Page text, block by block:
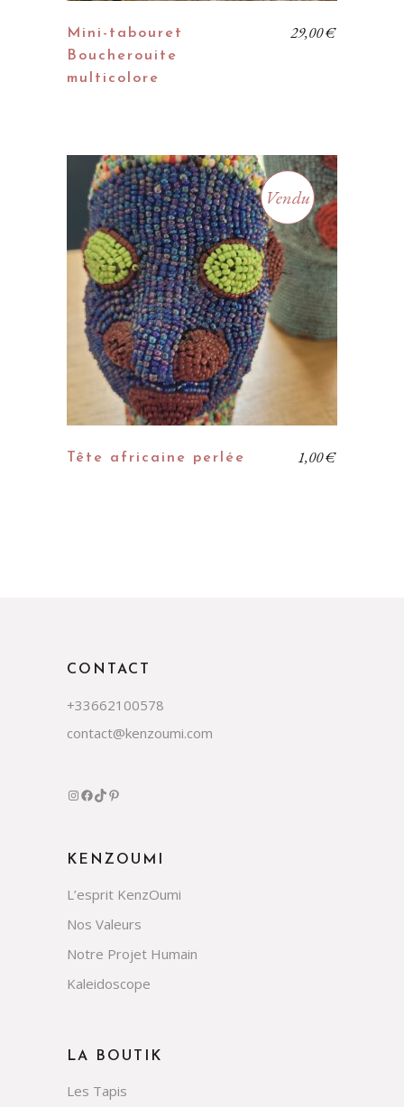
Mini-tabouret
Boucherouite
multicolore
29,00€
Vendu
Tête africaine perlée 1,00€
CONTACT
+33662100578
contact@kenzoumi.com
KENZOUMI
L’esprit KenzOumi
Nos Valeurs
Notre Projet Humain
Kaleidoscope
LA BOUTIK
Les Tapis